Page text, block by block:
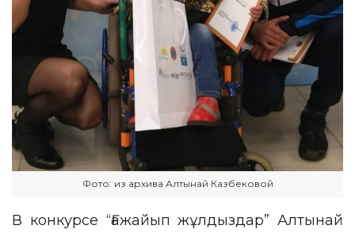
Фото: из архива Алтынай Казбековой
В конкурсе “Ғажайып жұлдыздар” Алтынай